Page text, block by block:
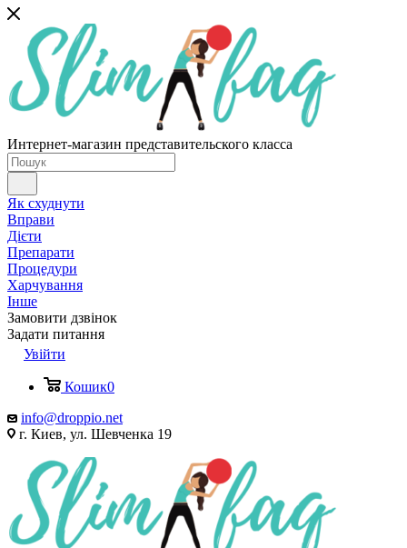
Интернет-магазин представительского класса
Як схуднути
Вправи
Дієти
Препарати
Процедури
Харчування
Інше
Замовити дзвінок
Задати питання
Увійти
Кошик0
info@droppio.net
г. Киев, ул. Шевченка 19